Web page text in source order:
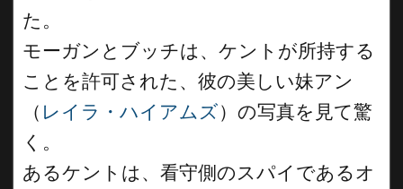
た。
モーガンとブッチは、ケントが所持する
ことを許可された、彼の美しい妹アン
（ レイラ・ハイアムズ）の写真を見て驚
く。
あるケントは、看守側のスパイであるオ